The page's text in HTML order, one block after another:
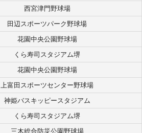
西宮津門野球場
田辺スポーツパーク野球場
花園中央公園野球場
くら寿司スタジアム堺
花園中央公園野球場
上富田スポーツセンター野球場
神姫バスキッピースタジアム
くら寿司スタジアム堺
三木総合防災公園野球場